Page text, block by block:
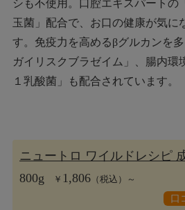
シも不使用。口腔エキスパートの
玉菌」配合で、お口の健康が気に
す。免疫力を高めるβグルカンを
ガイリスクブラゼイム」、腸内環
１乳酸菌」も配合されています。
ニュートロ ワイルドレシピ
800g ￥ 1,806 （税込）～
口